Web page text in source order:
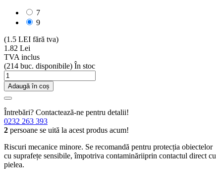
7
9
(1.5 LEI fără tva)
1.82 Lei
TVA inclus
(214 buc. disponibile) În stoc
Adaugă în coș
Întrebări? Contactează-ne pentru detalii!
0232 263 393
2 persoane se uită la acest produs acum!
Riscuri mecanice minore. Se recomandă pentru protecția obiectelor
cu suprafețe sensibile, împotriva contaminăriiprin contactul direct cu
pielea.